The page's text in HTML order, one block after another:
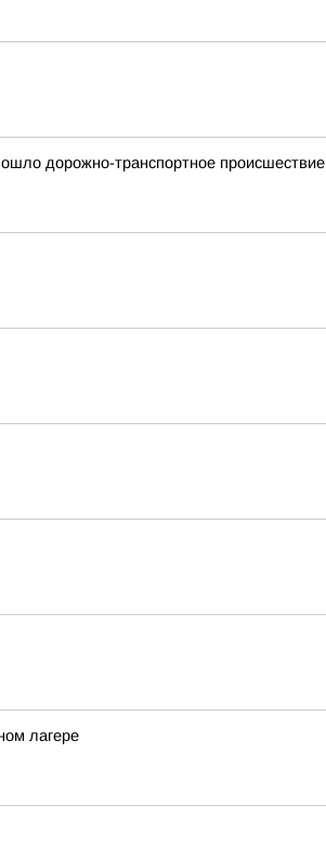
дорожно-транспортное происшествие
лагере